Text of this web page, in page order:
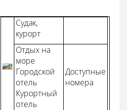
Судак,
курорт
Отдых на
море
Городской
отель
Курортный
отель
Доступные
номера